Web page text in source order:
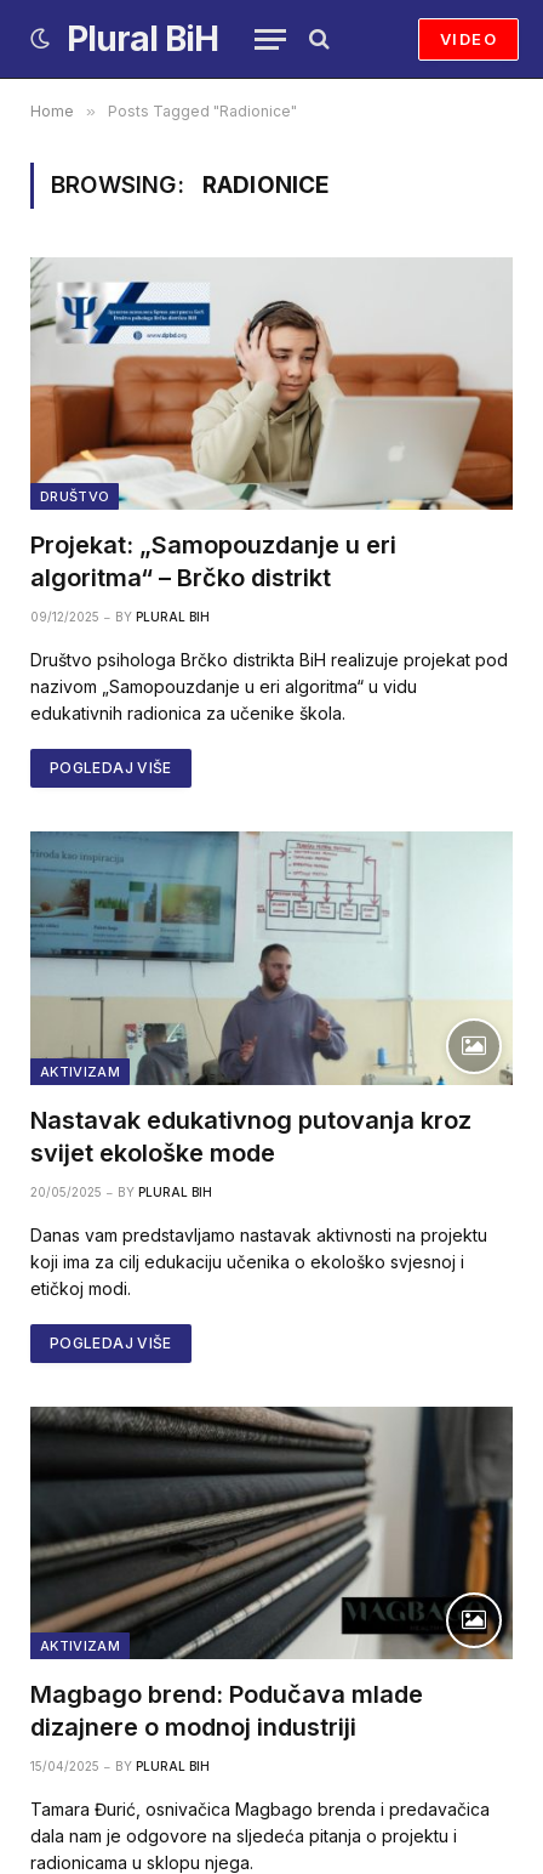
Plural BiH VIDEO
Home » Posts Tagged "Radionice"
BROWSING: RADIONICE
DRUŠTVO
Projekat: „Samopouzdanje u eri
algoritma“ – Brčko distrikt
09/12/2025 BY PLURAL BIH
Društvo psihologa Brčko distrikta BiH realizuje projekat pod
nazivom „Samopouzdanje u eri algoritma“ u vidu
edukativnih radionica za učenike škola.
POGLEDAJ VIŠE
AKTIVIZAM
Nastavak edukativnog putovanja kroz
svijet ekološke mode
20/05/2025 BY PLURAL BIH
Danas vam predstavljamo nastavak aktivnosti na projektu
koji ima za cilj edukaciju učenika o ekološko svjesnoj i
etičkoj modi.
POGLEDAJ VIŠE
AKTIVIZAM
Magbago brend: Podučava mlade
dizajnere o modnoj industriji
15/04/2025 BY PLURAL BIH
Tamara Đurić, osnivačica Magbago brenda i predavačica
dala nam je odgovore na sljedeća pitanja o projektu i
radionicama u sklopu njega.